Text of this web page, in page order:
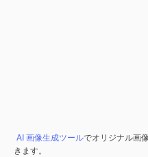
AI 画像生成ツールでオリジナル画
きます。